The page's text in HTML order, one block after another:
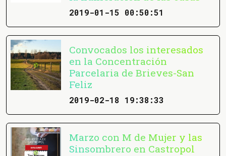
2019-01-15 00:50:51
Convocados los interesados
en la Concentración
Parcelaria de Brieves-San
Feliz
2019-02-18 19:38:33
Marzo con M de Mujer y las
Sinsombrero en Castropol